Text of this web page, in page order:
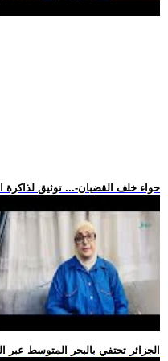
.. -حواء خلف القضبان-... توثيق لذاكرة
.. الجزائر تحتفي بالبحر المتوسط عبر